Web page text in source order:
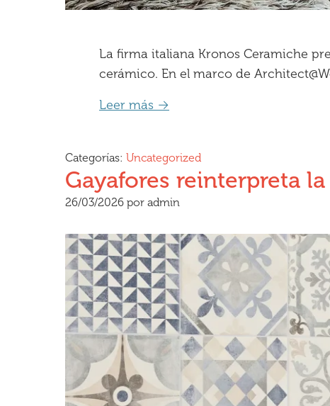
La firma italiana Kronos Ceramiche
cerámico. En el marco de
Leer más →
Categorías: Uncategorized
Gayafores reinterpreta
26/03/2026 por admin